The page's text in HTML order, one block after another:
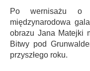
Po wernisażu o
międzynarodowa
obrazu Jana Matejki
Bitwy pod
przyszłego roku.